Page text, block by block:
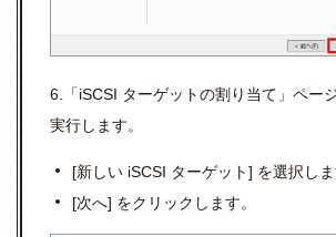
6.「iSCSI ターゲットの割り当て」ペー
実行します。
[新しい iSCSI ターゲット] を選択しま
[次へ] をクリックします。